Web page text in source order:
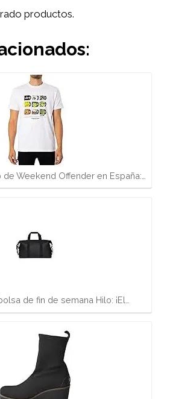
productos.
Weekend Offender en España:…
de fin de semana Hilo: ¡El…